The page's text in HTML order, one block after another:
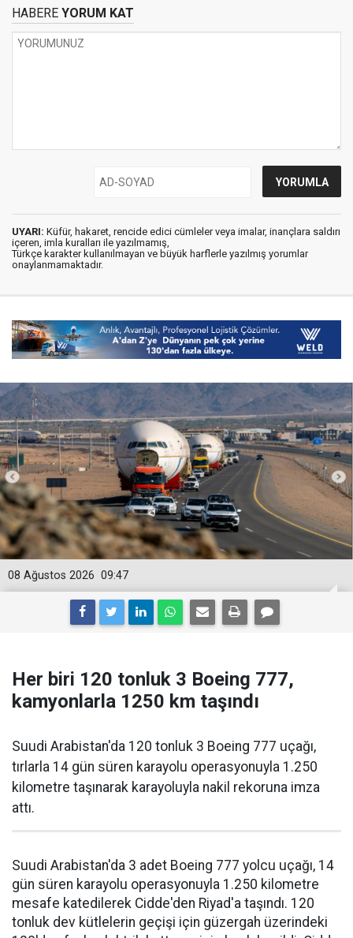
HABERE YORUM KAT
UYARI: Küfür, hakaret, rencide edici cümleler veya imalar, inançlara saldırı
içeren, imla kuralları ile yazılmamış,
Türkçe karakter kullanılmayan ve büyük harflerle yazılmış yorumlar
onaylanmamaktadır.
09:47
08 Ağustos 2026
Her biri 120 tonluk 3 Boeing 777,
kamyonlarla 1250 km taşındı
Suudi Arabistan'da 120 tonluk 3 Boeing 777 uçağı,
tırlarla 14 gün süren karayolu operasyonuyla 1.250
kilometre taşınarak karayoluyla nakil rekoruna imza
attı.
Suudi Arabistan'da 3 adet Boeing 777 yolcu uçağı, 14
gün süren karayolu operasyonuyla 1.250 kilometre
mesafe katedilerek Cidde'den Riyad'a taşındı. 120
tonluk dev kütlelerin geçişi için güzergah üzerindeki